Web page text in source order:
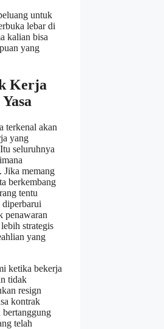
untuk
lebar di
kalian bisa
yang
Kerja
terkenal akan
yang
seluruhnya
Jika memang
berkembang
tentu
penawaran
strategis
yang
ketika bekerja
tidak
resign
kontrak
telah